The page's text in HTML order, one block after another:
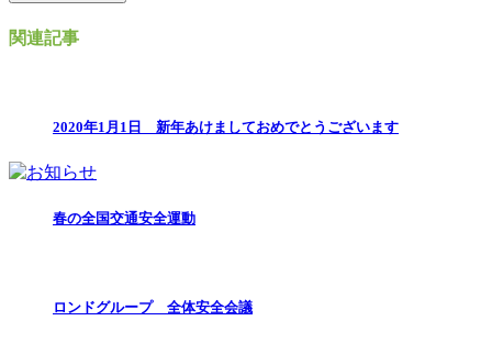
関連記事
2020年1月1日 新年あけましておめでとうございます
春の全国交通安全運動
ロンドグループ 全体安全会議